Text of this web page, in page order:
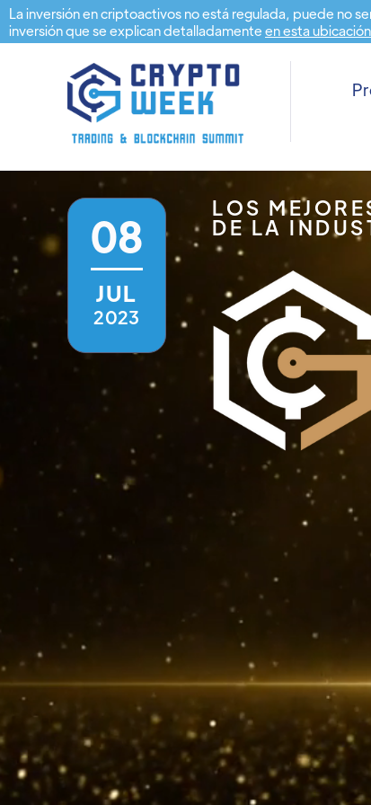
La inversión en criptoactivos no está regulada, puede no
inversión que se explican detalladamente en esta ubicación
08
JUL
2023
LOS
DE LA